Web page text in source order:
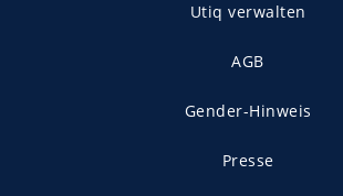
Utiq verwalten
AGB
Gender-Hinweis
Presse